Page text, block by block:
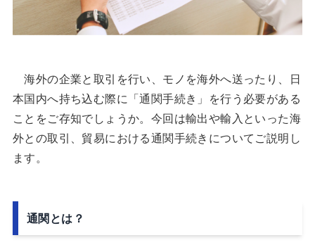
海外の企業と取引を行い、モノを海外へ送ったり、日
本国内へ持ち込む際に「通関手続き」を行う必要がある
ことをご存知でしょうか。今回は輸出や輸入といった海
外との取引、貿易における通関手続きについてご説明し
ます。
通関とは？